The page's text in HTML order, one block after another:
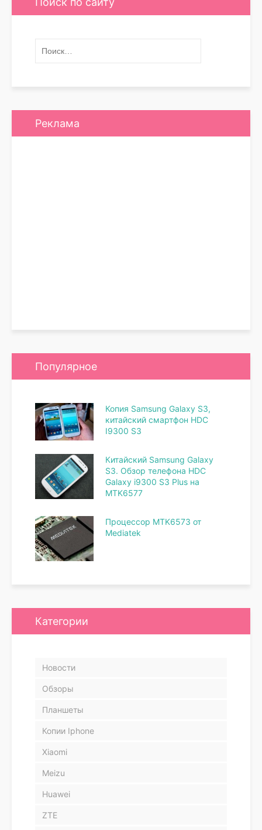
Реклама
Популярное
Копия Samsung Galaxy S3,
китайский смартфон HDC
I9300 S3
Китайский Samsung Galaxy
S3. Обзор телефона HDC
Galaxy i9300 S3 Plus на
MTK6577
Процессор MTK6573 от
Mediatek
Категории
Новости
Обзоры
Планшеты
Копии Iphone
Xiaomi
Meizu
Huawei
ZTE